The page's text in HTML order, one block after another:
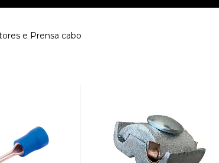
e Prensa cabo